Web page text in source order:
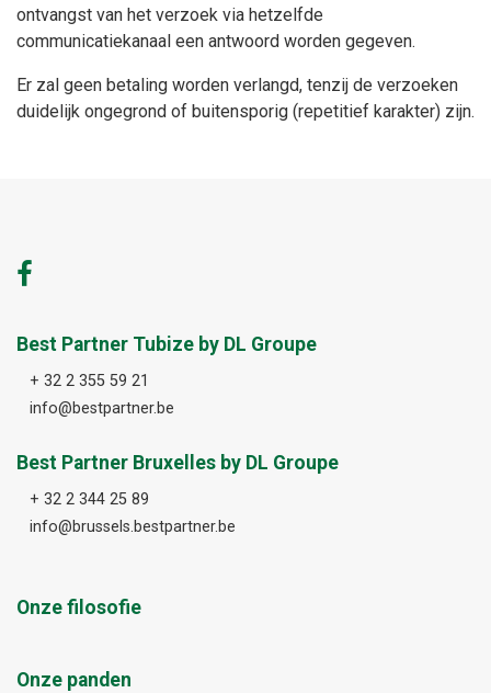
ontvangst van het verzoek via hetzelfde
communicatiekanaal een antwoord worden gegeven.
Er zal geen betaling worden verlangd, tenzij de verzoeken
duidelijk ongegrond of buitensporig (repetitief karakter) zijn.
Best Partner Tubize by DL Groupe
+ 32 2 355 59 21
info@bestpartner.be
Best Partner Bruxelles by DL Groupe
+ 32 2 344 25 89
info@brussels.bestpartner.be
Onze filosofie
Onze panden